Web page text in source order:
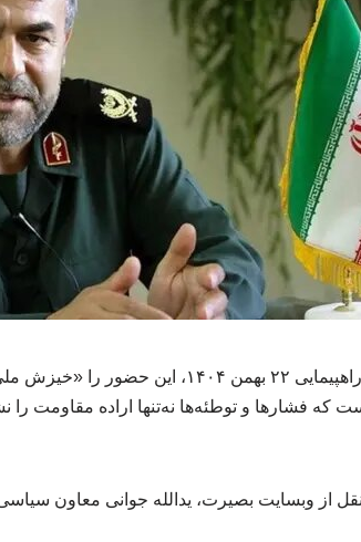
یدالله جوانی در یادداشتی درباره راهپیمایی
که فشارها و توطئه‌ها نه‌تنها اراده مقاومت
از وبسایت بصیرت، یدالله جوانی معاون